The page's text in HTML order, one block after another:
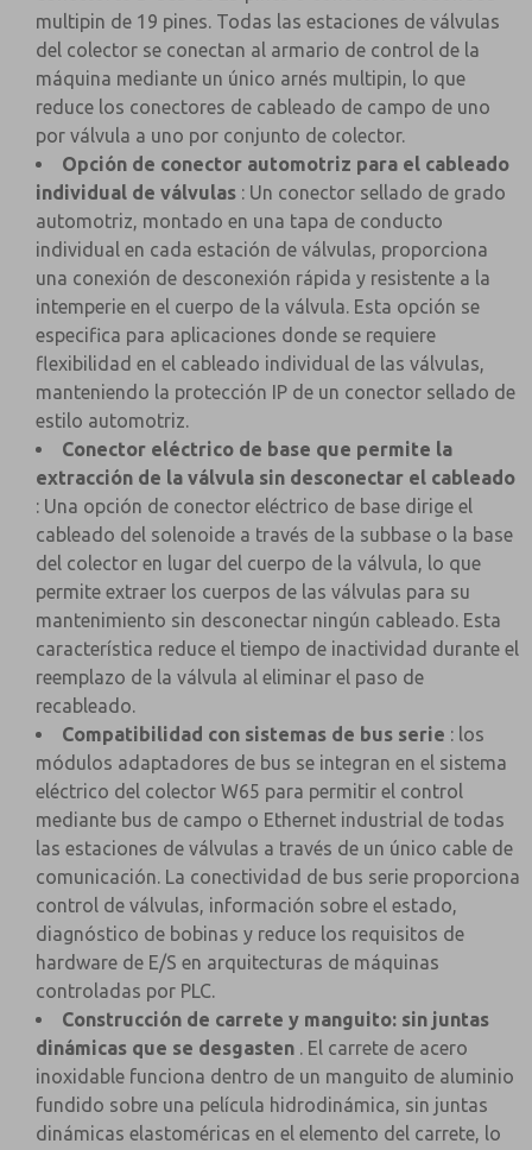
multipin de 19 pines. Todas las estaciones de válvulas
del colector se conectan al armario de control de la
máquina mediante un único arnés multipin, lo que
reduce los conectores de cableado de campo de uno
por válvula a uno por conjunto de colector.
Opción de conector automotriz para el cableado
individual de válvulas : Un conector sellado de grado
automotriz, montado en una tapa de conducto
individual en cada estación de válvulas, proporciona
una conexión de desconexión rápida y resistente a la
intemperie en el cuerpo de la válvula. Esta opción se
especifica para aplicaciones donde se requiere
flexibilidad en el cableado individual de las válvulas,
manteniendo la protección IP de un conector sellado de
estilo automotriz.
Conector eléctrico de base que permite la
extracción de la válvula sin desconectar el cableado
: Una opción de conector eléctrico de base dirige el
cableado del solenoide a través de la subbase o la base
del colector en lugar del cuerpo de la válvula, lo que
permite extraer los cuerpos de las válvulas para su
mantenimiento sin desconectar ningún cableado. Esta
característica reduce el tiempo de inactividad durante el
reemplazo de la válvula al eliminar el paso de
recableado.
Compatibilidad con sistemas de bus serie : los
módulos adaptadores de bus se integran en el sistema
eléctrico del colector W65 para permitir el control
mediante bus de campo o Ethernet industrial de todas
las estaciones de válvulas a través de un único cable de
comunicación. La conectividad de bus serie proporciona
control de válvulas, información sobre el estado,
diagnóstico de bobinas y reduce los requisitos de
hardware de E/S en arquitecturas de máquinas
controladas por PLC.
Construcción de carrete y manguito: sin juntas
dinámicas que se desgasten . El carrete de acero
inoxidable funciona dentro de un manguito de aluminio
fundido sobre una película hidrodinámica, sin juntas
dinámicas elastoméricas en el elemento del carrete, lo